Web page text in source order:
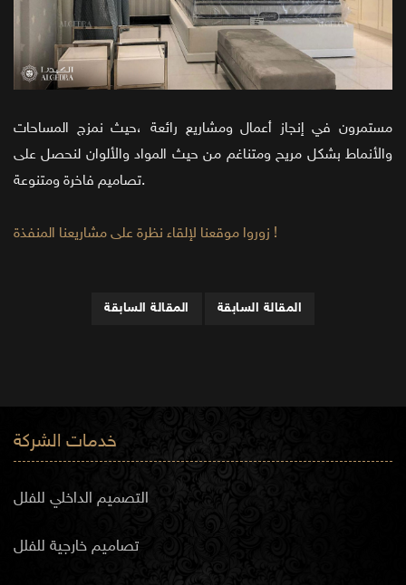
مستمرون في إنجاز أعمال ومشاريع رائعة ،حيث نمزج المساحات
والأنماط بشكل مريح ومتناغم من حيث المواد والألوان لنحصل على
تصاميم فاخرة ومتنوعة.
زوروا موقعنا لإلقاء نظرة على مشاريعنا المنفذة !
المقالة السابقة المقالة السابقة
خدمات الشركة
التصميم الداخلي للفلل
تصاميم خارجية للفلل